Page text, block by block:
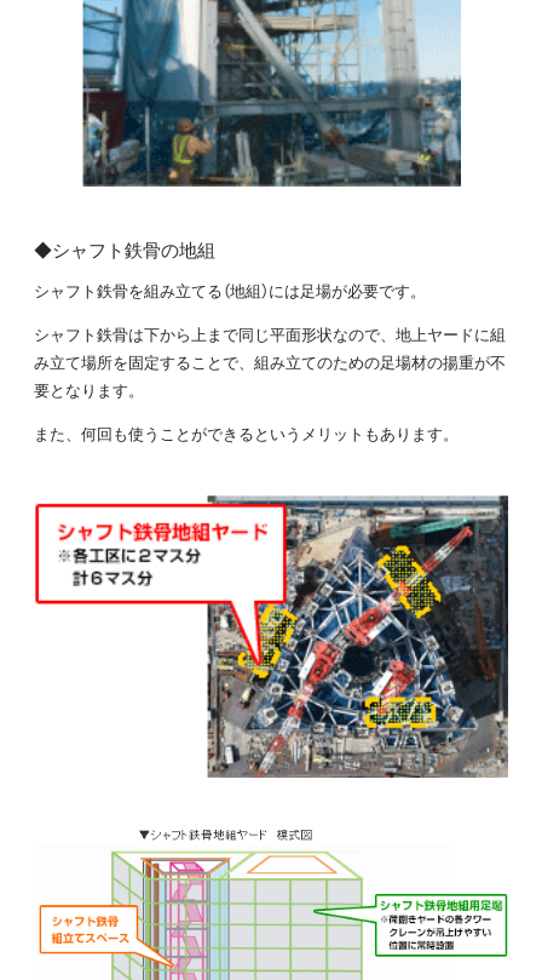
◆シャフト鉄骨の地組
シャフト鉄骨を組み立てる（地組）には足場が必要です。
シャフト鉄骨は下から上まで同じ平面形状なので、地上ヤードに組
み立て場所を固定することで、組み立てのための足場材の揚重が不
要となります。
また、何回も使うことができるというメリットもあります。